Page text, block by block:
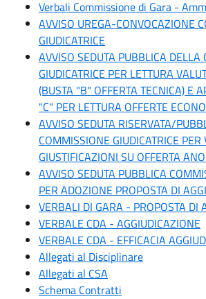
Verbali Commissione di Gara -
AVVISO UREGA-CONVOCAZIONE
GIUDICATRICE
AVVISO SEDUTA PUBBLICA DELLA
GIUDICATRICE PER LETTURA
(BUSTA "B" OFFERTA TECNICA) E
"C" PER LETTURA OFFERTE
AVVISO SEDUTA RISERVATA/
COMMISSIONE GIUDICATRICE
GIUSTIFICAZIONI SU OFFERTA
AVVISO SEDUTA PUBBLICA
PER ADOZIONE PROPOSTA DI
VERBALI DI GARA - PROPOSTA DI
VERBALE CDA - AGGIUDICAZIONE
VERBALE CDA - EFFICACIA
Allegati al Disciplinare
Allegati al CSA
Schema Contratti